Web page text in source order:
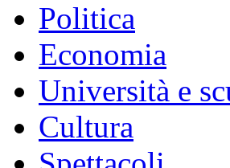
Politica
Economia
Università e
Cultura